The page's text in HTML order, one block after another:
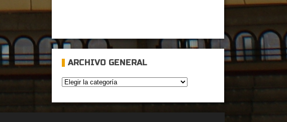
ARCHIVO GENERAL